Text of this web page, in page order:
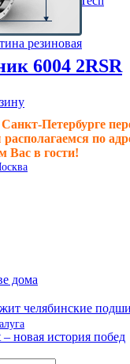
подшипника
ремни
резиновая
Петербурге
по
Вас в гости!
дома
челябинские
новая история побед
6004 2RSR